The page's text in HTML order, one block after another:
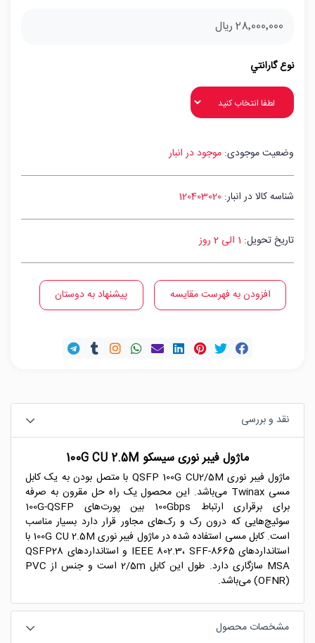
28٬000٬000 ریال
نوع گارانتي
وضعیت موجودی: موجود در انبار
شناسه کالا در انبار: 120403020
تاریخ تحویل: 1 الی 2 روز
افزودن به فهرست مقایسه پیشنهاد به دوستان
نقد و بررسی
ماژول فیبر نوری سیسکو 100G CU 2.5M
ماژول فیبر نوری QSFP 100G CU2/5M با متصل بودن به یک کابل
مسی Twinax می‌باشد. این محصول یک راه حل مقرون به صرفه
برای برقراری ارتباط 100Gbps بین پورت‌های 100G-QSFP
سوئیچ‌هایی که درون رک و رک‌های مجاور قرار دارد بسیار مناسب
است. کابل مسی استفاده شده در ماژول فیبر نوری 100G CU 2.5M با
استانداردهای IEEE 802.3، SFF-8665 و استانداردهای QSFP28
MSA سازگاری دارد. طول این کابل 2/5m است و جنس از PVC
(OFNR) می‌باشد.
مشخصات محصول